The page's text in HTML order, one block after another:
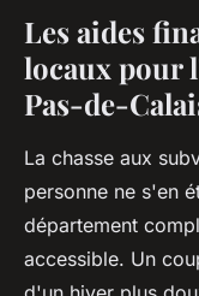
Les aides
locaux pour
Pas-de-
La chasse aux
personne ne s'en
département
accessible. Un